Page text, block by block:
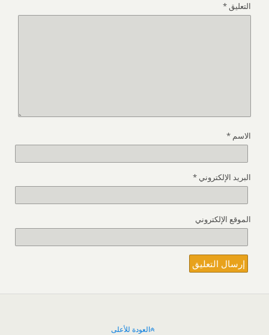
التعليق*
الاسم *
البريد الإلكتروني *
الموقع الإلكتروني
العودة للأعلى